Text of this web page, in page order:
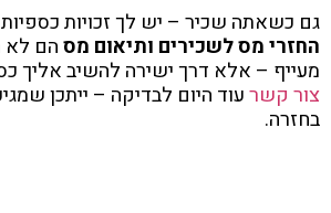
גם כשאתה שכיר – יש לך זכויות
החזרי מס לשכירים ותיאום מסהם לא
מעייף – אלא דרך ישירה להשיב אליך
צור קשרעוד היום לבדיקה – ייתכן
בחזרה.